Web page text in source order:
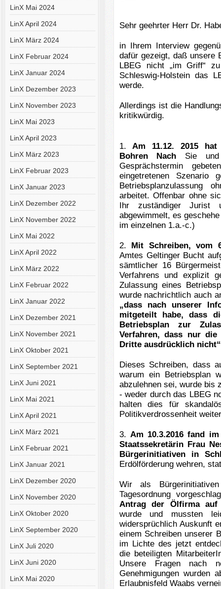
LinX Mai 2024
LinX April 2024
LinX März 2024
LinX Februar 2024
LinX Januar 2024
LinX Dezember 2023
LinX November 2023
LinX Mai 2023
LinX April 2023
LinX März 2023
LinX Februar 2023
LinX Januar 2023
LinX Dezember 2022
LinX November 2022
LinX Mai 2022
LinX April 2022
LinX März 2022
LinX Februar 2022
LinX Januar 2022
LinX Dezember 2021
LinX November 2021
LinX Oktober 2021
LinX September 2021
LinX Juni 2021
LinX Mai 2021
LinX April 2021
LinX März 2021
LinX Februar 2021
LinX Januar 2021
LinX Dezember 2020
LinX November 2020
LinX Oktober 2020
LinX September 2020
LinX Juli 2020
LinX Juni 2020
LinX Mai 2020
Sehr geehrter Herr Dr.
in Ihrem Interview
dafür gezeigt, daß unsere
LBEG nicht „im Griff“
Schleswig-Holstein das
werde.
Allerdings ist die
kritikwürdig.
1.Am 11.12. 2015
Bohren Nach Sie und
Gesprächstermin
eingetretenen Szenario
Betriebsplanzulassung
arbeitet.Offenbar ohne
Ihr zuständiger Jurist
abgewimmelt, es
im einzelnen 1.a.-c.)
2.
Mit Schreiben, vom
Amtes Geltinger Bucht
sämtlicher 16
Verfahrens und explizit
Zulassung eines
wurde nachrichtlich auch
„dass nach unserer
mitgeteilt habe, dass
Betriebsplan zur
Verfahren, dass nur
Dritte ausdrücklich
Dieses Schreiben, dass
warum ein Betriebsplan
abzulehnen sei, wurde bis
- weder durch das LBEG
halten dies für
Politikverdrossenheit
3. Am 10.3.2016 fand
Staatssekretärin Frau
Bürgerinitiativen in
Erdölförderung wehren,
Wir als
Tagesordnung
Antrag der Ölfirma auf
wurde und mussten
widersprüchlich Auskunft
einem Schreiben unserer
im Lichte des jetzt
die beteiligten
Unsere Fragen nach
Genehmigungen wurden
Erlaubnisfeld Waabs